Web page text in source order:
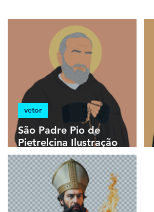
estampas sem fundo
São Padre Pio de
Pietrelcina Ilustração
Vetorial Colorida
Minimalista | Download
Vetor Colorido em EPS
vetor